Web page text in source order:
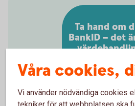
Ta hand om
BankID – det
Våra cookies,
Vi använder nödvändiga cookies
tekniker för att webbplatsen ska